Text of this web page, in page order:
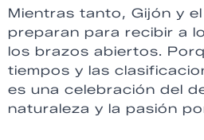
Mientras tanto, Gijón y
preparan para recibir a
los brazos abiertos.
tiempos y las
es una celebración del
naturaleza y la pasión